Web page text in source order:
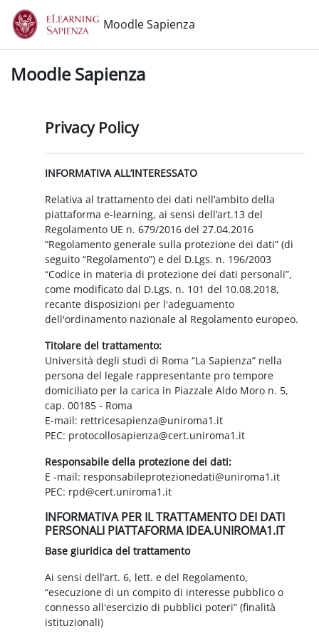
Vai al contenuto principale
Moodle Sapienza
Moodle Sapienza
Privacy Policy
INFORMATIVA ALL’INTERESSATO
Relativa al trattamento dei dati nell’ambito della
piattaforma e-learning, ai sensi dell’art.13 del
Regolamento UE n. 679/2016 del 27.04.2016
“Regolamento generale sulla protezione dei dati” (di
seguito “Regolamento”) e del D.Lgs. n. 196/2003
“Codice in materia di protezione dei dati personali”,
come modificato dal D.Lgs. n. 101 del 10.08.2018,
recante disposizioni per l'adeguamento
dell'ordinamento nazionale al Regolamento europeo.
Titolare del trattamento:
Università degli studi di Roma “La Sapienza” nella
persona del legale rappresentante pro tempore
domiciliato per la carica in Piazzale Aldo Moro n. 5,
cap. 00185 - Roma
E-mail: rettricesapienza@uniroma1.it
PEC: protocollosapienza@cert.uniroma1.it
Responsabile della protezione dei dati:
E -mail: responsabileprotezionedati@uniroma1.it
PEC: rpd@cert.uniroma1.it
INFORMATIVA PER IL TRATTAMENTO DEI DATI
PERSONALI PIATTAFORMA IDEA.UNIROMA1.IT
Base giuridica del trattamento
Ai sensi dell’art. 6, lett. e del Regolamento,
“esecuzione di un compito di interesse pubblico o
connesso all'esercizio di pubblici poteri” (finalità
istituzionali)